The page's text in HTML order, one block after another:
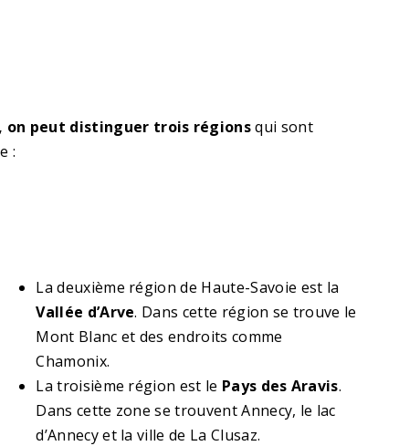
, on peut distinguer trois régionsqui sont
:
La deuxième région de Haute-Savoie est la
Vallée d’Arve. Dans cette région se trouve le
Mont Blanc et des endroits comme
Chamonix.
La troisième région est le Pays des Aravis.
Dans cette zone se trouvent Annecy, le lac
d’Annecy et la ville de La Clusaz.